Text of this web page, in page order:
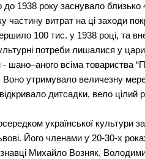
1938 року заснувало близько
частину витрат на ці заходи
100 тис. у 1938 році, та
потреби лишалися у
- шано–аного всіма товариства
Воно утримувало величезну
дитсадки, вело цілий
української культури
Його членами у 20-30-х
Михайло Возняк,